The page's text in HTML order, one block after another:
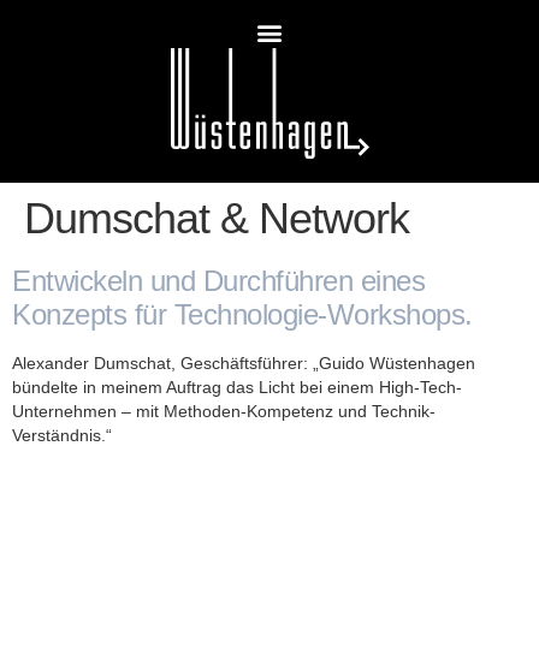
Dumschat & Network
Entwickeln und Durchführen eines
Konzepts für Technologie-Workshops.
Alexander Dumschat, Geschäftsführer: „Guido Wüstenhagen
bündelte in meinem Auftrag das Licht bei einem High-Tech-
Unternehmen – mit Methoden-Kompetenz und Technik-
Verständnis.“